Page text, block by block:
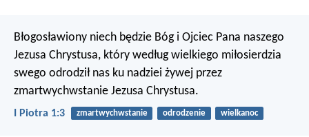
Błogosławiony niech będzie Bóg i Ojciec Pana naszego
Jezusa Chrystusa, który według wielkiego miłosierdzia
swego odrodził nas ku nadziei żywej przez
zmartwychwstanie Jezusa Chrystusa.
I Piotra 1:3 zmartwychwstanie odrodzenie wielkanoc